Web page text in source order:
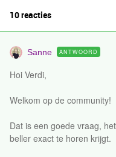
10 reacties
Sanne ANTWOORD
Hoi Verdi,
Welkom op de community!
Dat is een goede vraag,
beller exact te horen krijgt.